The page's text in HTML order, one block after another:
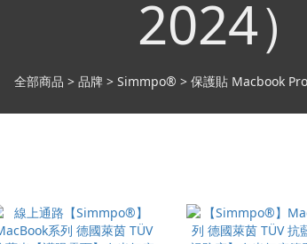
2024）
全部商品 > 品牌 > Simmpo® > 保護貼 Macbook